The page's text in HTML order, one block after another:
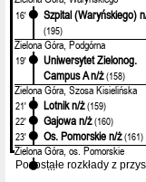
16' Szpital (Waryńskiego)
(195)
Zielona Góra, Podgórna
19'
Uniwersytet Zielonog.
Campus A n/ż (158)
Zielona Góra, Szosa Kisielińska
21' Lotnik n/ż (159)
22'
Gajowa n/ż (160)
23'
Os. Pomorskie n/ż (161)
Zielona Góra, os. Pomorskie
...
Pozostałe rozkłady z